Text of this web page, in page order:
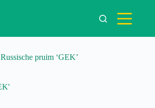
Russische pruim ‘GEK’